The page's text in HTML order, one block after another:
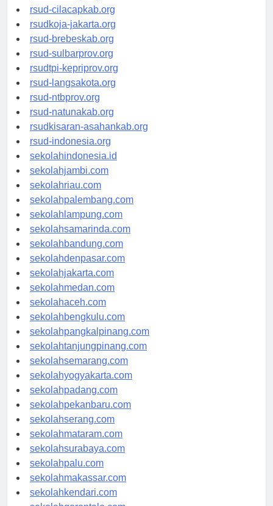
rsud-sintang.org
rsud-cilacapkab.org
rsudkoja-jakarta.org
rsud-brebeskab.org
rsud-sulbarprov.org
rsudtpi-kepriprov.org
rsud-langsakota.org
rsud-ntbprov.org
rsud-natunakab.org
rsudkisaran-asahankab.org
rsud-indonesia.org
sekolahindonesia.id
sekolahjambi.com
sekolahriau.com
sekolahpalembang.com
sekolahlampung.com
sekolahsamarinda.com
sekolahbandung.com
sekolahdenpasar.com
sekolahjakarta.com
sekolahmedan.com
sekolahaceh.com
sekolahbengkulu.com
sekolahpangkalpinang.com
sekolahtanjungpinang.com
sekolahsemarang.com
sekolahyogyakarta.com
sekolahpadang.com
sekolahpekanbaru.com
sekolahserang.com
sekolahmataram.com
sekolahsurabaya.com
sekolahpalu.com
sekolahmakassar.com
sekolahkendari.com